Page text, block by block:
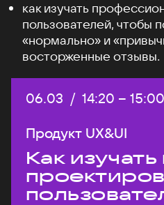
как изучать
пользователей, чтобы
«нормально» и
восторженные отзывы.
Дата:
06.03 / Начало:
14:20 – 15:00
Продукт UX&UI
Как изучать